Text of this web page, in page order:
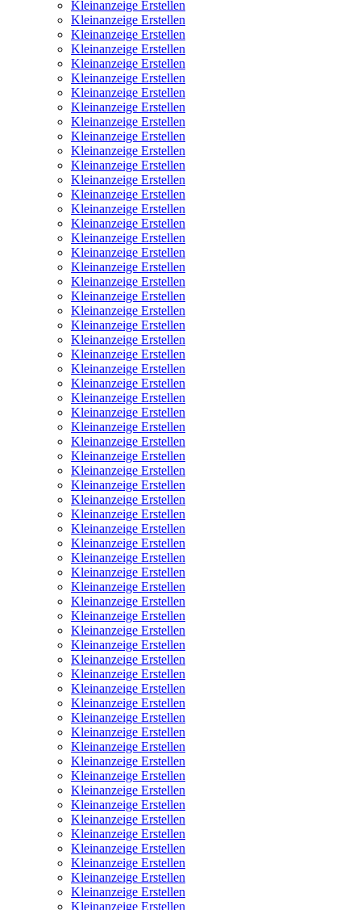
Kleinanzeige Erstellen
Kleinanzeige Erstellen
Kleinanzeige Erstellen
Kleinanzeige Erstellen
Kleinanzeige Erstellen
Kleinanzeige Erstellen
Kleinanzeige Erstellen
Kleinanzeige Erstellen
Kleinanzeige Erstellen
Kleinanzeige Erstellen
Kleinanzeige Erstellen
Kleinanzeige Erstellen
Kleinanzeige Erstellen
Kleinanzeige Erstellen
Kleinanzeige Erstellen
Kleinanzeige Erstellen
Kleinanzeige Erstellen
Kleinanzeige Erstellen
Kleinanzeige Erstellen
Kleinanzeige Erstellen
Kleinanzeige Erstellen
Kleinanzeige Erstellen
Kleinanzeige Erstellen
Kleinanzeige Erstellen
Kleinanzeige Erstellen
Kleinanzeige Erstellen
Kleinanzeige Erstellen
Kleinanzeige Erstellen
Kleinanzeige Erstellen
Kleinanzeige Erstellen
Kleinanzeige Erstellen
Kleinanzeige Erstellen
Kleinanzeige Erstellen
Kleinanzeige Erstellen
Kleinanzeige Erstellen
Kleinanzeige Erstellen
Kleinanzeige Erstellen
Kleinanzeige Erstellen
Kleinanzeige Erstellen
Kleinanzeige Erstellen
Kleinanzeige Erstellen
Kleinanzeige Erstellen
Kleinanzeige Erstellen
Kleinanzeige Erstellen
Kleinanzeige Erstellen
Kleinanzeige Erstellen
Kleinanzeige Erstellen
Kleinanzeige Erstellen
Kleinanzeige Erstellen
Kleinanzeige Erstellen
Kleinanzeige Erstellen
Kleinanzeige Erstellen
Kleinanzeige Erstellen
Kleinanzeige Erstellen
Kleinanzeige Erstellen
Kleinanzeige Erstellen
Kleinanzeige Erstellen
Kleinanzeige Erstellen
Kleinanzeige Erstellen
Kleinanzeige Erstellen
Kleinanzeige Erstellen
Kleinanzeige Erstellen
Kleinanzeige Erstellen